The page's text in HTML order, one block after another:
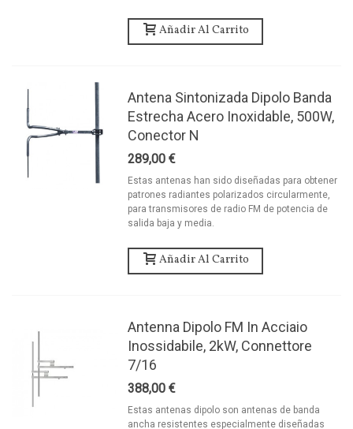
Añadir Al Carrito
Antena Sintonizada Dipolo Banda
Estrecha Acero Inoxidable, 500W,
Conector N
289,00 €
Estas antenas han sido diseñadas para obtener
patrones radiantes polarizados circularmente,
para transmisores de radio FM de potencia de
salida baja y media.
Añadir Al Carrito
Antenna Dipolo FM In Acciaio
Inossidabile, 2kW, Connettore
7/16
388,00 €
Estas antenas dipolo son antenas de banda
ancha resistentes especialmente diseñadas